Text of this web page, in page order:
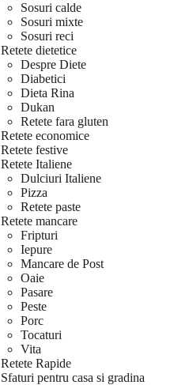
Sosuri calde
Sosuri mixte
Sosuri reci
Retete dietetice
Despre Diete
Diabetici
Dieta Rina
Dukan
Retete fara gluten
Retete economice
Retete festive
Retete Italiene
Dulciuri Italiene
Pizza
Retete paste
Retete mancare
Fripturi
Iepure
Mancare de Post
Oaie
Pasare
Peste
Porc
Tocaturi
Vita
Retete Rapide
Sfaturi pentru casa si gradina